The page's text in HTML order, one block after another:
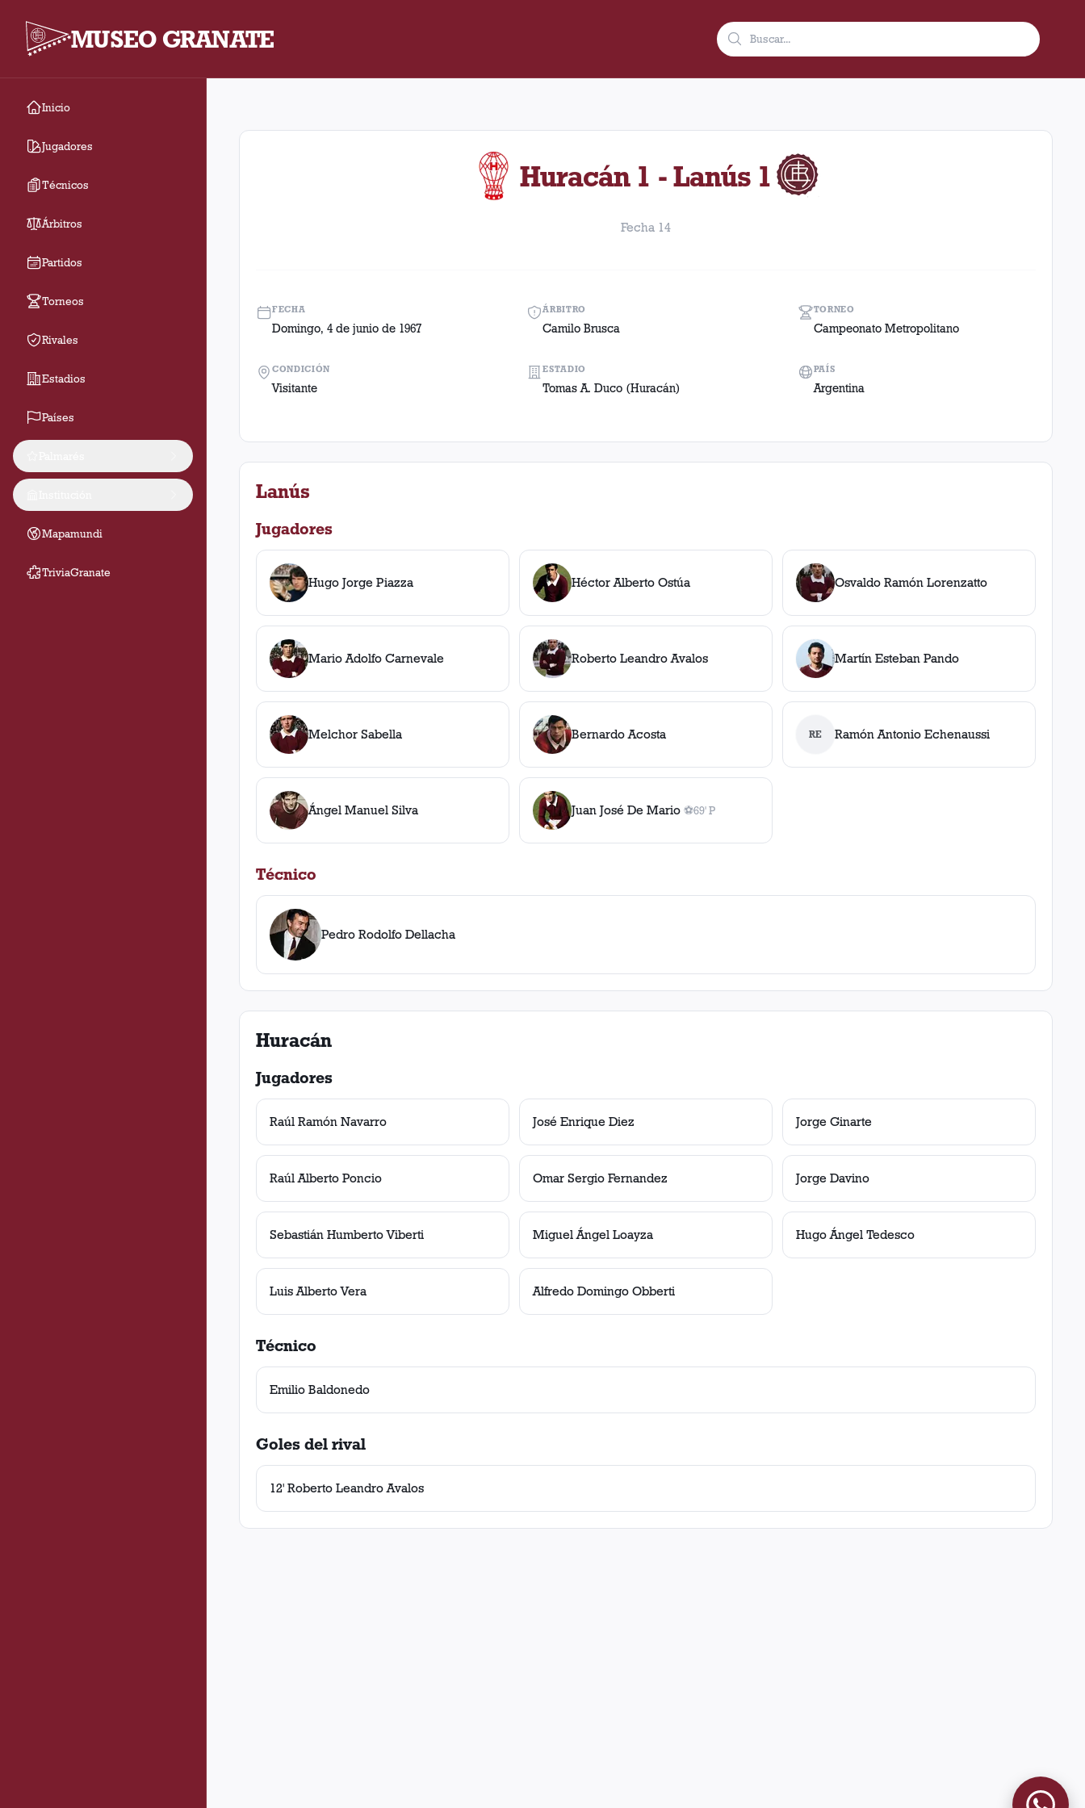
MUSEO GRANATE
Inicio
Jugadores
Técnicos
Árbitros
Partidos
Torneos
Rivales
Estadios
Países
Mapamundi
TriviaGranate
Fecha 14. Partido entre Lanús y Huracán disputado el Domingo, 4 de junio de 1967 como visitante en el estadio Tomas A. Duco (Huracán)
Huracán 1 - Lanús 1
Fecha 14
FECHA
Domingo, 4 de junio de 1967
ÁRBITRO
Camilo Brusca
TORNEO
Campeonato Metropolitano
CONDICIÓN
Visitante
ESTADIO
Tomas A. Duco (Huracán)
PAÍS
Argentina
Lanús
Jugadores
Hugo Jorge Piazza Héctor Alberto Ostúa Osvaldo Ramón Lorenzatto
Mario Adolfo Carnevale Roberto Leandro Avalos Martín Esteban Pando
Melchor Sabella Bernardo Acosta RE Ramón Antonio Echenaussi
Ángel Manuel Silva Juan José De Mario ⚽
1gol , 69' P
69' P
Técnico
Pedro Rodolfo Dellacha
Huracán
Jugadores
Raúl Ramón Navarro José Enrique Diez Jorge Ginarte
Raúl Alberto Poncio Omar Sergio Fernandez Jorge Davino
Sebastián Humberto Viberti Miguel Ángel Loayza Hugo Ángel Tedesco
Luis Alberto Vera Alfredo Domingo Obberti
Técnico
Emilio Baldonedo
Goles del rival
12' Roberto Leandro Avalos